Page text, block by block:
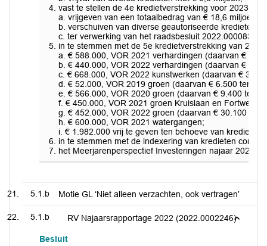
vast te stellen de 4e kredietverstrekking voor 2023
a. vrijgeven van een totaalbedrag van € 18,6 miljoen
b. verschuiven van diverse geautoriseerde kredieten
c. ter verwerking van het raadsbesluit 2022.0000839
in te stemmen met de 5e kredietverstrekking van
a. € 588.000, VOR 2021 verhardingen (daarvan €
b. € 440.000, VOR 2022 verhardingen (daarvan €
c. € 668.000, VOR 2022 kunstwerken (daarvan €
d. € 52.000, VOR 2019 groen (daarvan € 6.500 ten
e. € 566.000, VOR 2020 groen (daarvan € 9.400 ten
f. € 450.000, VOR 2021 groen Kruislaan en Fortweg
g. € 452.000, VOR 2022 groen (daarvan € 30.100
h. € 600.000, VOR 2021 watergangen;
i. € 1.982.000 vrij te geven ten behoeve van
in te stemmen met de indexering van kredieten
het Meerjarenperspectief Investeringen najaar 2022
5.1.b Motie GL ‘Niet alleen verzachten, ook vertragen’
5.1.b RV Najaarsrapportage 2022 (2022.0002246)
Besluit